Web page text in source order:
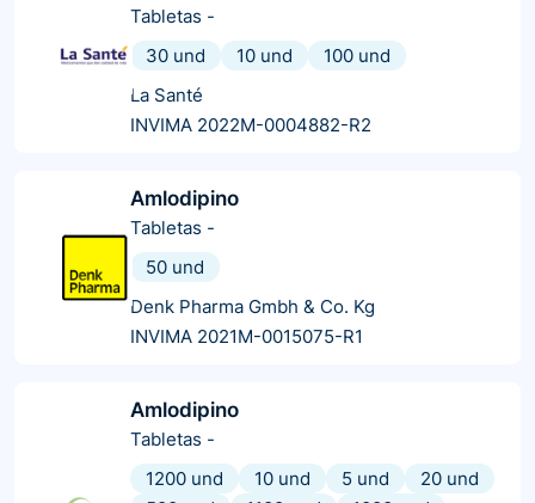
Tabletas -
30 und
10 und
100 und
La Santé
INVIMA 2022M-0004882-R2
Amlodipino
Tabletas -
50 und
Denk Pharma Gmbh & Co. Kg
INVIMA 2021M-0015075-R1
Amlodipino
Tabletas -
1200 und
10 und 5 und
20 und